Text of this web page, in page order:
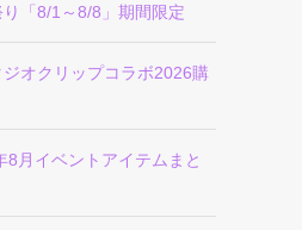
「8/1～8/8」期間限定
ジオクリップコラボ2026購
8月イベントアイテムまと